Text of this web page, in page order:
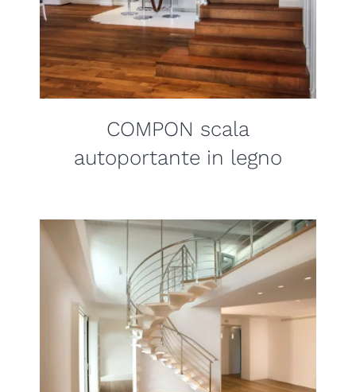
COMPON scala
autoportante in legno